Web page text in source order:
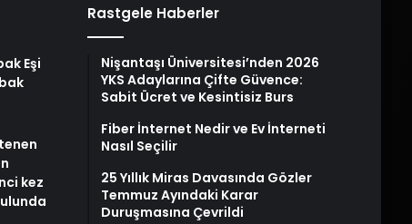
Eşi
kez
Rastgele Haberler
Nişantaşı Üniversitesi’nden 2026
YKS Adaylarına Çifte Güvence:
Sabit Ücret ve Kesintisiz Burs
Fiber İnternet Nedir ve Ev İnterneti
Nasıl Seçilir
25 Yıllık Miras Davasında Gözler
Temmuz Ayındaki Karar
Duruşmasına Çevrildi